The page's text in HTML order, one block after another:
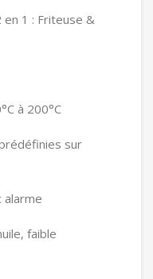
en 1 : Friteuse &
à 200°C
sur
alarme
faible